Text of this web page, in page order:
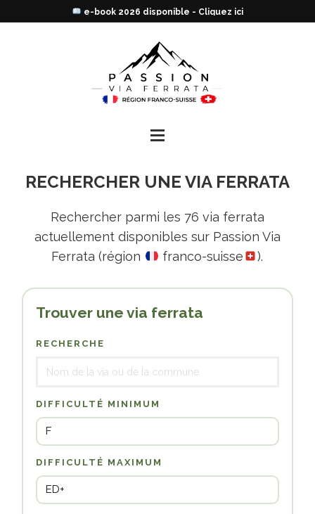
RECHERCHER UNE VIA FERRATA
Rechercher parmi les 76 via ferrata
actuellement disponibles sur Passion Via
Ferrata (région
franco-suisse ).
Trouver une via ferrata
RECHERCHE
DIFFICULTÉ MINIMUM
DIFFICULTÉ MAXIMUM
e-book 2026 disponible - Cliquez ici